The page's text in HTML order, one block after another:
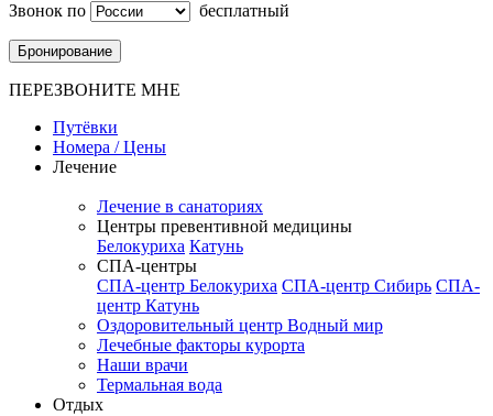
Звонок по
бесплатный
Бронирование
ПЕРЕЗВОНИТЕ МНЕ
Путёвки
Номера / Цены
Лечение
Лечение в санаториях
Центры превентивной медицины
Белокуриха Катунь
СПА-центры
СПА-центр Белокуриха СПА-центр Сибирь СПА-
центр Катунь
Оздоровительный центр Водный мир
Лечебные факторы курорта
Наши врачи
Термальная вода
Отдых